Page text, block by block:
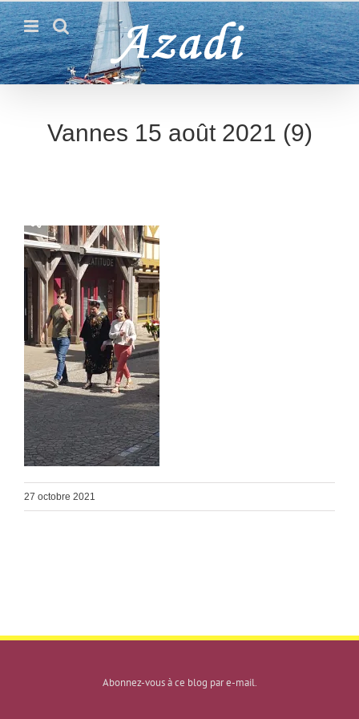
Passer
au
contenu
Vannes 15 août 2021 (9)
27 octobre 2021
Abonnez-vous à ce blog par e-mail.